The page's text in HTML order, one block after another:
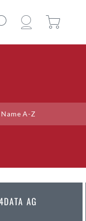
Name A-Z
Sortieren nach
Name A-Z
Ort Z-A
AG